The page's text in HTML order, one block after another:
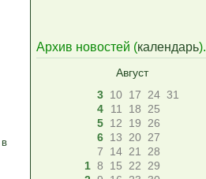
Архив новостей (календарь).
Август
3 10 17 24 31
4
11 18 25
5 12 19 26
6 13 20 27
7
14 21 28
1 8 15 22 29